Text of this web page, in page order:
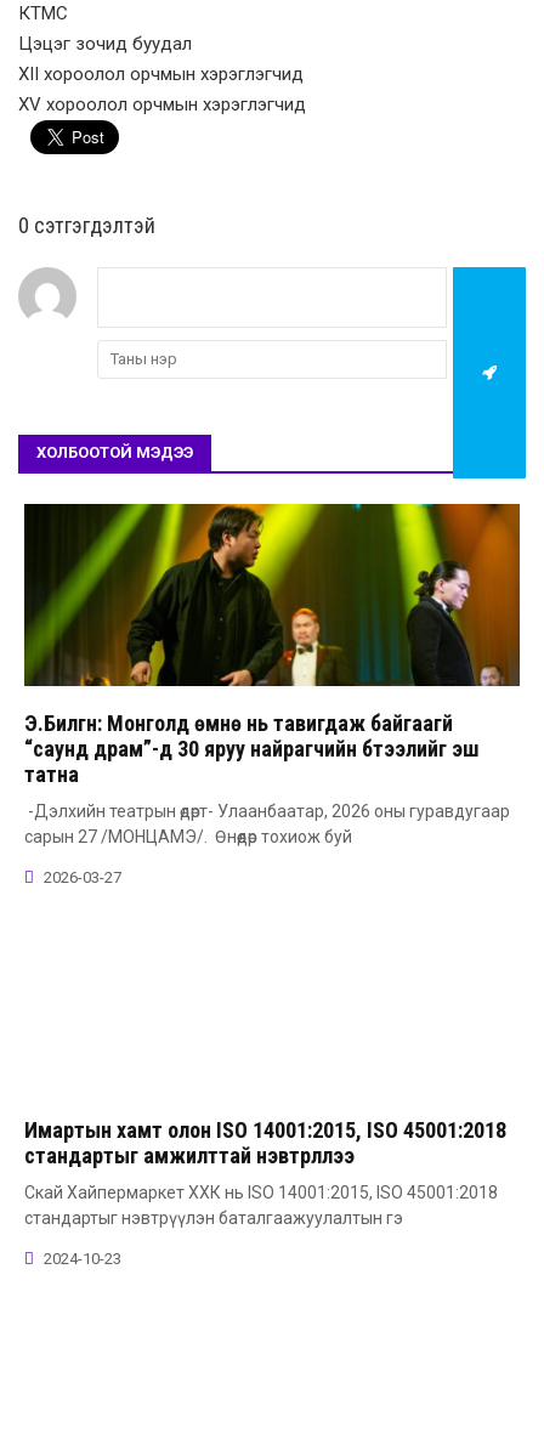
КТМС
Цэцэг зочид буудал
XII хороолол орчмын хэрэглэгчид
XV хороолол орчмын хэрэглэгчид
0 cэтгэгдэлтэй
ХОЛБООТОЙ МЭДЭЭ
Э.Билгүүн: Монголд өмнө нь тавигдаж байгаагүй
“саунд драм”-д 30 яруу найрагчийн бүтээлийг эш
татна
-Дэлхийн театрын өдөрт- Улаанбаатар, 2026 оны гуравдугаар
сарын 27 /МОНЦАМЭ/. Өнөөдөр тохиож буй
2026-03-27
Имартын хамт олон ISO 14001:2015, ISO 45001:2018
стандартыг амжилттай нэвтрүүллээ
Скай Хайпермаркет ХХК нь ISO 14001:2015, ISO 45001:2018
стандартыг нэвтрүүлэн баталгаажуулалтын гэ
2024-10-23